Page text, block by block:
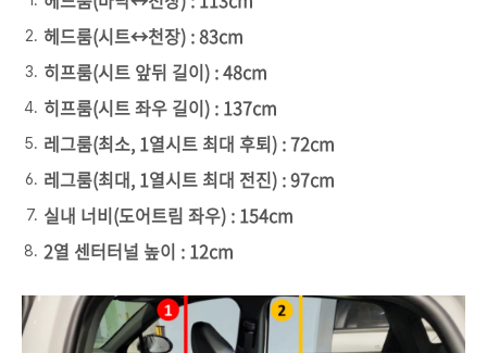
헤드룸(시트↔천장) : 83cm
히프룸(시트 앞뒤 길이) : 48cm
히프룸(시트 좌우 길이) : 137cm
레그룸(최소, 1열시트 최대 후퇴) : 72cm
레그룸(최대, 1열시트 최대 전진) : 97cm
실내 너비(도어트림 좌우) : 154cm
2열 센터터널 높이 : 12cm